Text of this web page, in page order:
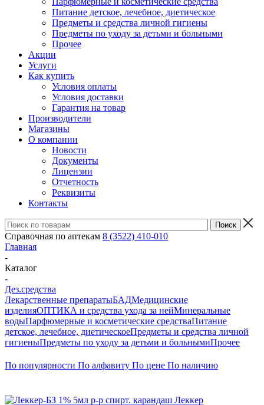
Питание детское, лечебное, диетическое
Предметы и средства личной гигиены
Предметы по уходу за детьми и больными
Прочее
Акции
Услуги
Как купить
Условия оплаты
Условия доставки
Гарантия на товар
Производители
Магазины
О компании
Новости
Документы
Лицензии
Отчетность
Реквизиты
Контакты
Справочная по аптекам 8 (3522) 410-010
Главная
-
Каталог
-
Дез.средства
Лекарственные препаратыБАДМедицинские
изделияОПТИКА и средства ухода за нейМинеральные
водыПарфюмерные и косметические средстваПитание
детское, лечебное, диетическоеПредметы и средства личной
гигиеныПредметы по уходу за детьми и больнымиПрочее
По популярности По алфавиту По цене По наличию